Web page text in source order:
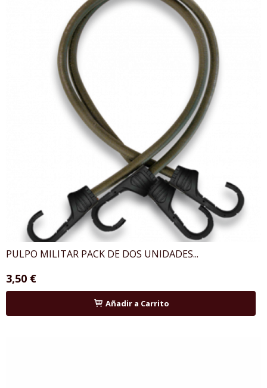
PULPO MILITAR PACK DE DOS UNIDADES...
3,50 €
Añadir a Carrito